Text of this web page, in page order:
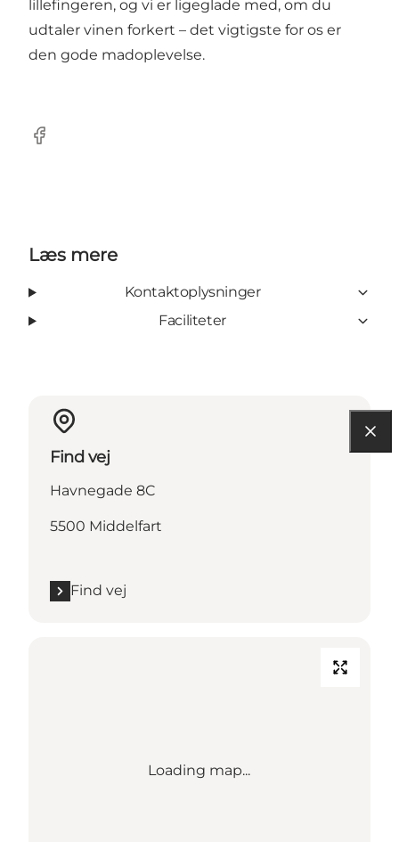
lillefingeren, og vi er ligeglade med, om du
udtaler vinen forkert – det vigtigste for os er
den gode madoplevelse.
Facebook
Læs mere
Kontaktoplysninger
Faciliteter
Find vej
Havnegade 8C
5500 Middelfart
Find vej
Loading map...